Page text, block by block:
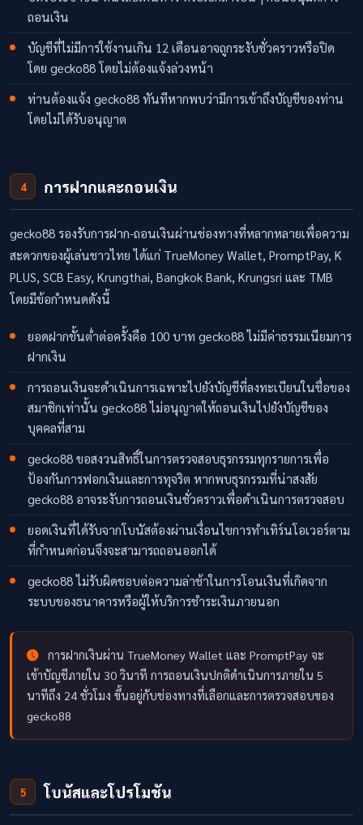
ถอนเงิน
บัญชีที่ไม่มีการใช้งานเกิน 12 เดือนอาจถูกระงับชั่วคราวหรือปิด
โดย gecko88 โดยไม่ต้องแจ้งล่วงหน้า
ท่านต้องแจ้ง gecko88 ทันทีหากพบว่ามีการเข้าถึงบัญชีของท่าน
โดยไม่ได้รับอนุญาต
4 การฝากและถอนเงิน
gecko88 รองรับการฝาก-ถอนเงินผ่านช่องทางที่หลากหลายเพื่อความ
สะดวกของผู้เล่นชาวไทย ได้แก่ TrueMoney Wallet, PromptPay, K
PLUS, SCB Easy, Krungthai, Bangkok Bank, Krungsri และ TMB
โดยมีข้อกำหนดดังนี้
ยอดฝากขั้นต่ำต่อครั้งคือ 100 บาท gecko88 ไม่มีค่าธรรมเนียมการ
ฝากเงิน
การถอนเงินจะดำเนินการเฉพาะไปยังบัญชีที่ลงทะเบียนในชื่อของ
สมาชิกเท่านั้น gecko88 ไม่อนุญาตให้ถอนเงินไปยังบัญชีของ
บุคคลที่สาม
gecko88 ขอสงวนสิทธิ์ในการตรวจสอบธุรกรรมทุกรายการเพื่อ
ป้องกันการฟอกเงินและการทุจริต หากพบธุรกรรมที่น่าสงสัย
gecko88 อาจระงับการถอนเงินชั่วคราวเพื่อดำเนินการตรวจสอบ
ยอดเงินที่ได้รับจากโบนัสต้องผ่านเงื่อนไขการทำเทิร์นโอเวอร์ตาม
ที่กำหนดก่อนจึงจะสามารถถอนออกได้
gecko88 ไม่รับผิดชอบต่อความล่าช้าในการโอนเงินที่เกิดจาก
ระบบของธนาคารหรือผู้ให้บริการชำระเงินภายนอก
การฝากเงินผ่าน TrueMoney Wallet และ PromptPay จะ
เข้าบัญชีภายใน 30 วินาที การถอนเงินปกติดำเนินการภายใน 5
นาทีถึง 24 ชั่วโมง ขึ้นอยู่กับช่องทางที่เลือกและการตรวจสอบของ
gecko88
5 โบนัสและโปรโมชัน